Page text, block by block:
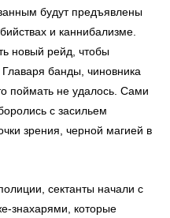
будут предъявлены
и каннибализме.
новый рейд, чтобы
Главаря банды, чиновника
поймать не удалось. Сами
с засильем
зрения, черной магией в
сектанты начали с
знахарями, которые